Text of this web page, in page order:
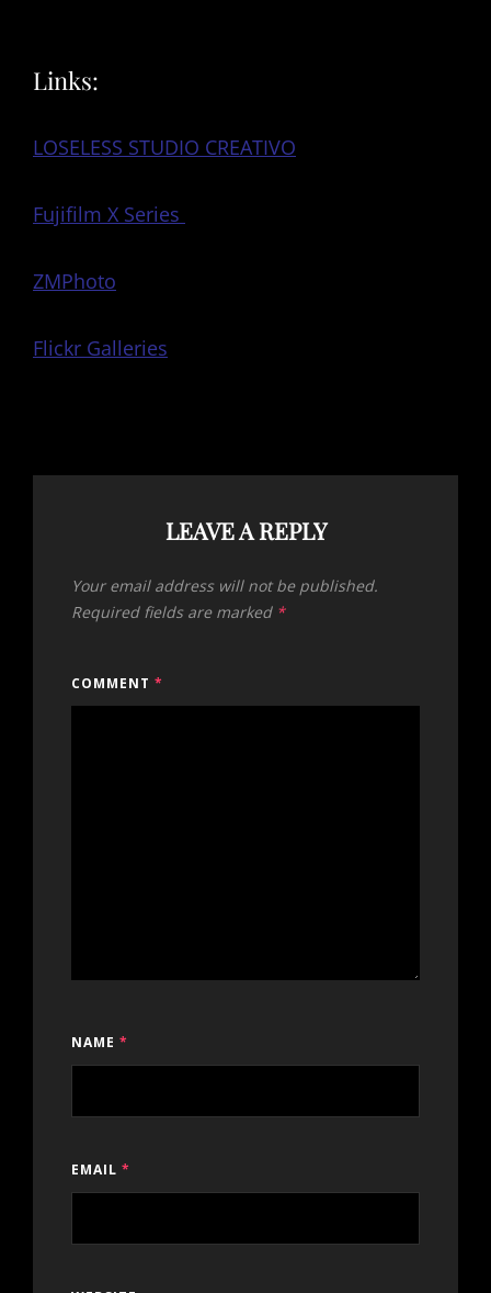
Links:
LOSELESS STUDIO CREATIVO
Fujifilm X Series
ZMPhoto
Flickr Galleries
LEAVE A REPLY
Your email address will not be published.
Required fields are marked *
COMMENT *
NAME *
EMAIL *